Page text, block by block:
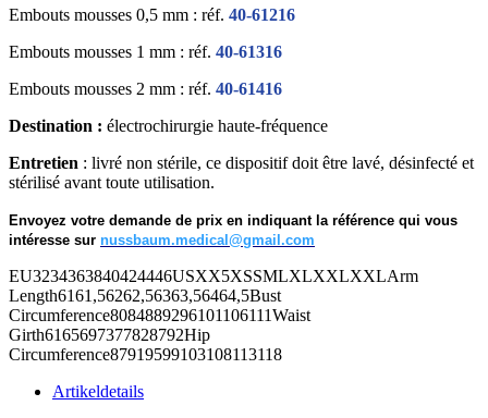
Embouts mousses 0,5 mm : réf. 40-61216
Embouts mousses 1 mm : réf. 40-61316
Embouts mousses 2 mm : réf. 40-61416
Destination : électrochirurgie haute-fréquence
Entretien : livré non stérile, ce dispositif doit être lavé, désinfecté et
stérilisé avant toute utilisation.
Envoyez votre demande de prix en indiquant la référence qui vous
intéresse sur nussbaum.medical@gmail.com
EU3234363840424446USXX5XSSMLXLXXLXXLArm
Length6161,56262,56363,56464,5Bust
Circumference8084889296101106111Waist
Girth6165697377828792Hip
Circumference87919599103108113118
Artikeldetails